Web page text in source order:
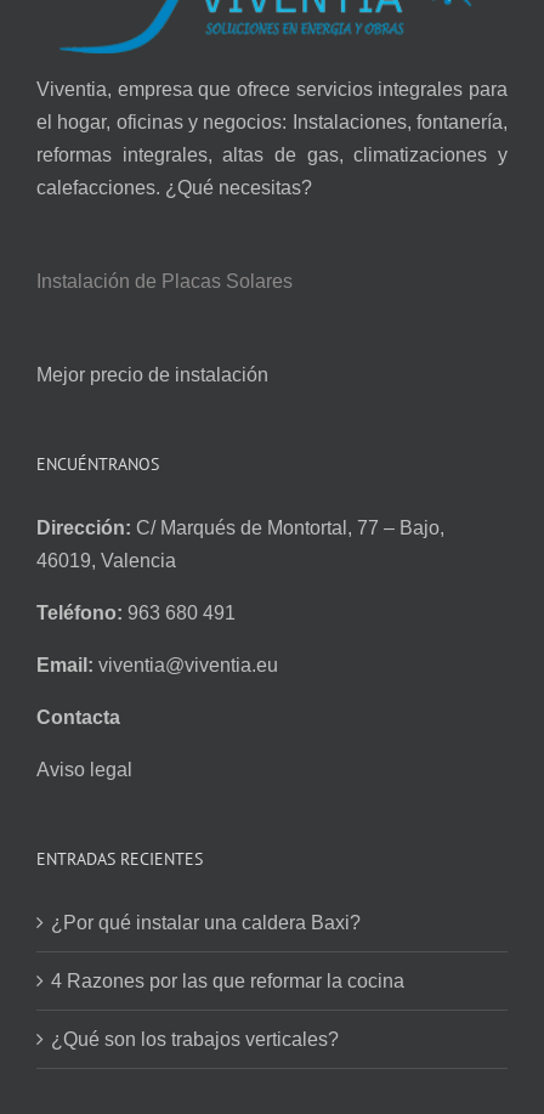
Viventia, empresa que ofrece servicios integrales para
el hogar, oficinas y negocios: Instalaciones, fontanería,
reformas integrales, altas de gas, climatizaciones y
calefacciones. ¿Qué necesitas?
Instalación de Placas Solares
Mejor precio de instalación
ENCUÉNTRANOS
Dirección: C/ Marqués de Montortal, 77 – Bajo,
46019, Valencia
Teléfono: 963 680 491
Email: viventia@viventia.eu
Contacta
Aviso legal
ENTRADAS RECIENTES
¿Por qué instalar una caldera Baxi?
4 Razones por las que reformar la cocina
¿Qué son los trabajos verticales?